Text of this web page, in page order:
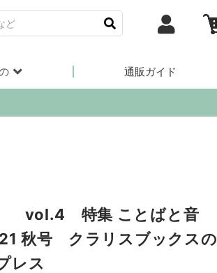
通販ガイド
vol.4 特集 ことばと音
秋号 クラリスブックスの
レス